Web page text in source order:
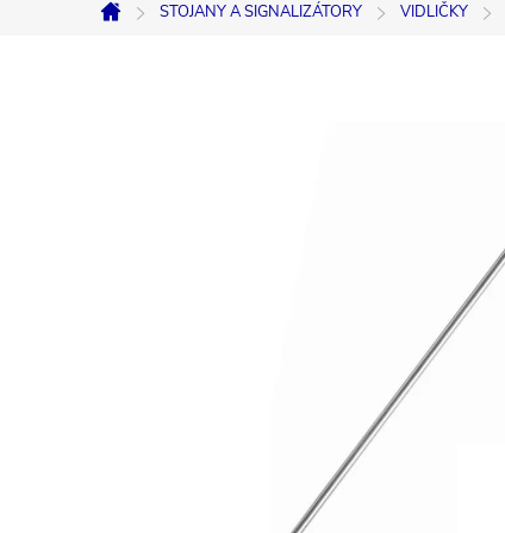
Domů
STOJANY A SIGNALIZÁTORY VIDLIČKY